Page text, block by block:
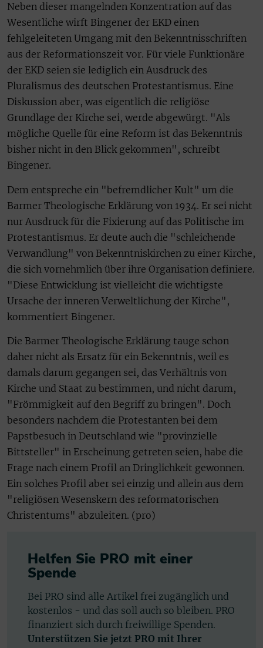
Neben dieser mangelnden Konzentration auf das
Wesentliche wirft Bingener der EKD einen
fehlgeleiteten Umgang mit den Bekenntnisschriften
aus der Reformationszeit vor. Für viele Funktionäre
der EKD seien sie lediglich ein Ausdruck des
Pluralismus des deutschen Protestantismus. Eine
Diskussion aber, was eigentlich die religiöse
Grundlage der Kirche sei, werde abgewürgt. "Als
mögliche Quelle für eine Reform ist das Bekenntnis
bisher nicht in den Blick gekommen", schreibt
Bingener.
Dem entspreche ein "befremdlicher Kult" um die
Barmer Theologische Erklärung von 1934. Er sei nicht
nur Ausdruck für die Fixierung auf das Politische im
Protestantismus. Er deute auch die "schleichende
Verwandlung" von Bekenntniskirchen zu einer Kirche,
die sich vornehmlich über ihre Organisation definiere.
"Diese Entwicklung ist vielleicht die wichtigste
Ursache der inneren Verweltlichung der Kirche",
kommentiert Bingener.
Die Barmer Theologische Erklärung tauge schon
daher nicht als Ersatz für ein Bekenntnis, weil es
damals darum gegangen sei, das Verhältnis von
Kirche und Staat zu bestimmen, und nicht darum,
"Frömmigkeit auf den Begriff zu bringen". Doch
besonders nachdem die Protestanten bei dem
Papstbesuch in Deutschland wie "provinzielle
Bittsteller" in Erscheinung getreten seien, habe die
Frage nach einem Profil an Dringlichkeit gewonnen.
Ein solches Profil aber sei einzig und allein aus dem
"religiösen Wesenskern des reformatorischen
Christentums" abzuleiten. (pro)
Helfen Sie PRO mit einer
Spende
Bei PRO sind alle Artikel frei zugänglich und
kostenlos - und das soll auch so bleiben. PRO
finanziert sich durch freiwillige Spenden.
Unterstützen Sie jetzt PRO mit Ihrer